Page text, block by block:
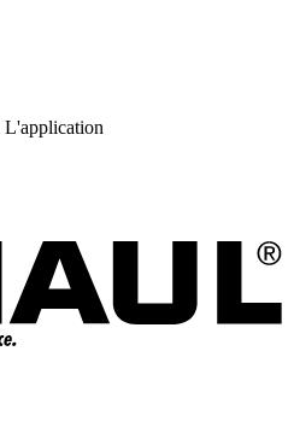
L'application